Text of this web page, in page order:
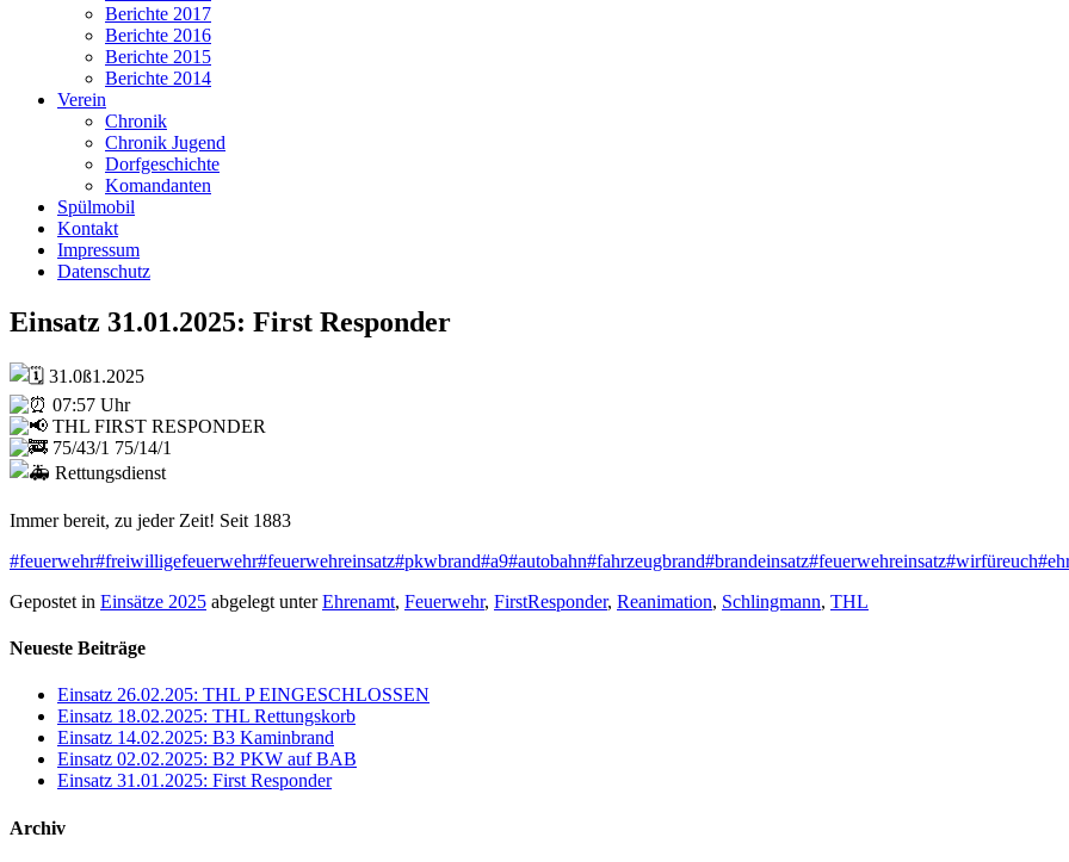
Berichte 2017
Berichte 2016
Berichte 2015
Berichte 2014
Verein
Chronik
Chronik Jugend
Dorfgeschichte
Komandanten
Spülmobil
Kontakt
Impressum
Datenschutz
Einsatz 31.01.2025: First Responder
31.0ß1.2025
07:57 Uhr
THL FIRST RESPONDER
75/43/1 75/14/1
Rettungsdienst
Immer bereit, zu jeder Zeit! Seit 1883
#feuerwehr#freiwilligefeuerwehr#feuerwehreinsatz#pkwbrand#a9#autobahn#fahrzeugbrand#brandeinsatz#feuerwehreinsatz#wirfüreuch
Gepostet in Einsätze 2025 abgelegt unterEhrenamt, Feuerwehr, FirstResponder, Reanimation, Schlingmann, THL
Neueste Beiträge
Einsatz 26.02.205: THL P EINGESCHLOSSEN
Einsatz 18.02.2025: THL Rettungskorb
Einsatz 14.02.2025: B3 Kaminbrand
Einsatz 02.02.2025: B2 PKW auf BAB
Einsatz 31.01.2025: First Responder
Archiv